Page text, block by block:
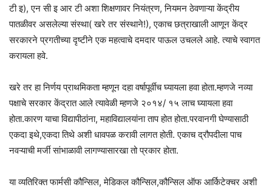
टी इ), एन सी इ आर टी अशा शिक्षणावर नियंत्रण, नियमन ठेवणाऱ्या केंद्रीय
पातळीवर असलेल्या संस्था( खरे तर संस्थाने!), एकाच छत्राखाली आणून केंद्र
सरकारने प्रगतीच्या दृष्टीने एक महत्वाचे दमदार पाऊल उचलले आहे. त्याचे स्वागत
करायला हवे.
खरे तर हा निर्णय प्राथमिकता म्हणून दहा वर्षापूर्वीच घ्यायला हवा होता.म्हणजे नव्या
पक्षाचे सरकार केंद्रात आले त्यावेळी म्हणजे २०१४/ १५ लाच घ्यायला हवा
होता.कारण याचा विद्यापीठांना, महाविद्यालयांना ताप होत होता.परवानगी घेण्यासाठी
एकदा इथे,एकदा तिथे अशी धावपळ करावी लागत होती. एकाच द्रौपदीला पाच
नवऱ्याची मर्जी सांभाळावी लागण्यासारखा तो प्रकार होता.
या व्यतिरिक्त फार्मसी कौन्सिल, मेडिकल कौन्सिल,कौन्सिल ऑफ आर्किटेक्चर अशी